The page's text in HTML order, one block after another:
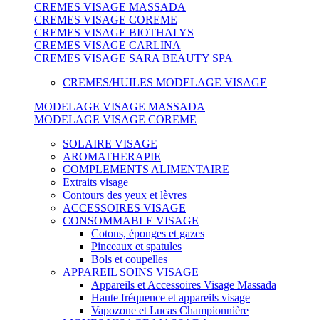
CREMES VISAGE MASSADA
CREMES VISAGE COREME
CREMES VISAGE BIOTHALYS
CREMES VISAGE CARLINA
CREMES VISAGE SARA BEAUTY SPA
CREMES/HUILES MODELAGE VISAGE
MODELAGE VISAGE MASSADA
MODELAGE VISAGE COREME
SOLAIRE VISAGE
AROMATHERAPIE
COMPLEMENTS ALIMENTAIRE
Extraits visage
Contours des yeux et lèvres
ACCESSOIRES VISAGE
CONSOMMABLE VISAGE
Cotons, éponges et gazes
Pinceaux et spatules
Bols et coupelles
APPAREIL SOINS VISAGE
Appareils et Accessoires Visage Massada
Haute fréquence et appareils visage
Vapozone et Lucas Championnière